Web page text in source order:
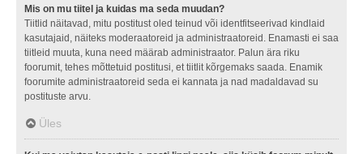
Mis on mu tiitel ja kuidas ma seda muudan?
Tiitlid näitavad, mitu postitust oled teinud või identfitseerivad kindlaid
kasutajaid, näiteks moderaatoreid ja administraatoreid. Enamasti ei saa
tiitleid muuta, kuna need määrab administraator. Palun ära riku
foorumit, tehes mõttetuid postitusi, et tiitlit kõrgemaks saada. Enamik
foorumite administraatoreid seda ei kannata ja nad madaldavad su
postituste arvu.
Üles